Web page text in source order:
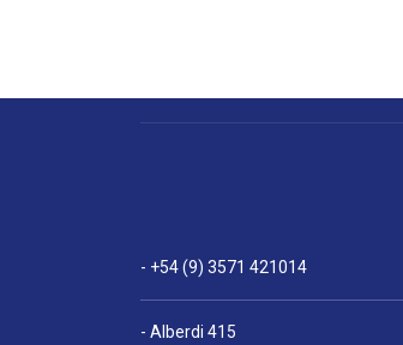
- +54 (9) 3571 421014
- Alberdi 415